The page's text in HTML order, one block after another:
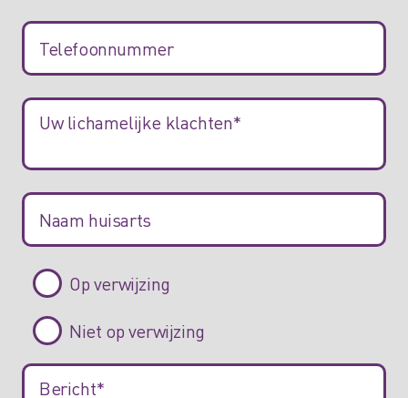
Op verwijzing
Niet op verwijzing